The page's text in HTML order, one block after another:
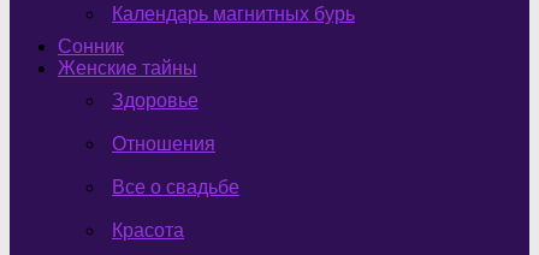
Календарь магнитных бурь
Сонник
Женские тайны
Здоровье
Отношения
Все о свадьбе
Красота